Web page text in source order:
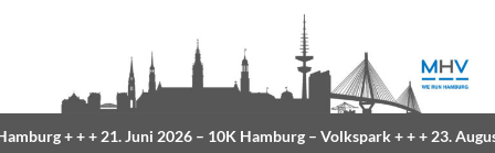
+ + +21. Juni 2026 –10K Hamburg– Volkspark+ + +23.